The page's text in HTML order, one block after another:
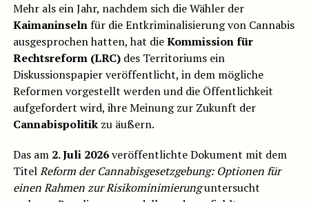
Mehr als ein Jahr, nachdem sich die Wähler der
Kaimaninselnfür die Entkriminalisierung von Cannabis
ausgesprochen hatten, hat dieKommission für
Rechtsreform (LRC)des Territoriums ein
Diskussionspapier veröffentlicht, in dem mögliche
Reformen vorgestellt werden und die Öffentlichkeit
aufgefordert wird, ihre Meinung zur Zukunft der
Cannabispolitikzu äußern.
Das am 2. Juli 2026veröffentlichte Dokument mit dem
TitelReform der Cannabisgesetzgebung: Optionen für
einen Rahmen zur Risikominimierunguntersucht